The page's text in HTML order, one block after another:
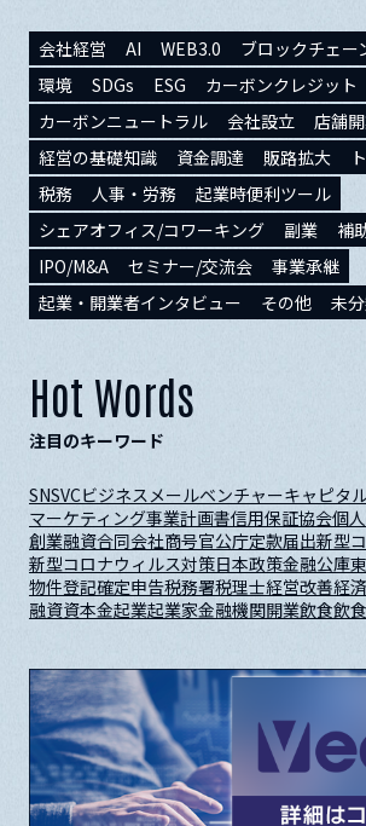
会社経営 AI WEB3.0 ブロックチェー
環境
SDGs ESG
カーボンクレジット
カーボンニュートラル
会社設立
店舗
経営の基礎知識
資金調達 販路拡大
税務
人事・労務
起業時便利ツール
シェアオフィス/コワーキング
副業
補
IPO/M&A
セミナー/交流会
事業承継
起業・開業者インタビュー
その他 未
Hot Words
注目のキーワード
SNSVCビジネスメールベンチャーキャピタ
マーケティング事業計画書信用保証協会個
創業融資合同会社商号官公庁定款届出新型
新型コロナウィルス対策日本政策金融公庫
物件登記確定申告税務署税理士経営改善経
融資資本金起業起業家金融機関開業飲食飲